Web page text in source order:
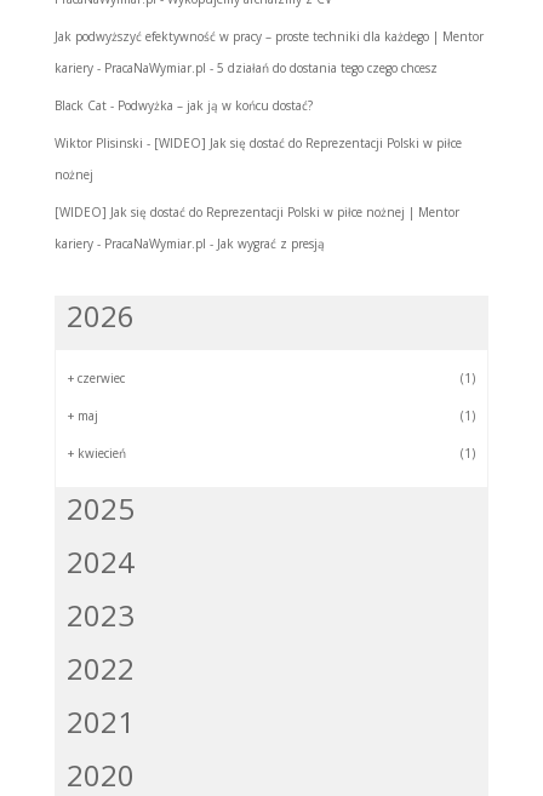
Jak podwyższyć efektywność w pracy – proste techniki dla każdego | Mentor
kariery - PracaNaWymiar.pl - 5 działań do dostania tego czego chcesz
Black Cat- Podwyżka – jak ją w końcu dostać?
Wiktor Plisinski - [WIDEO] Jak się dostać do Reprezentacji Polski w piłce
nożnej
[WIDEO] Jak się dostać do Reprezentacji Polski w piłce nożnej | Mentor
kariery - PracaNaWymiar.pl - Jak wygrać z presją
2026
+ czerwiec (1)
+ maj (1)
+ kwiecień (1)
2025
2024
2023
2022
2021
2020